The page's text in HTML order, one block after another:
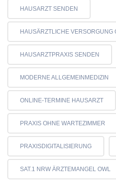
HAUSARZT SENDEN
HAUSÄRZTLICHE VERSORGUNG
HAUSARZTPRAXIS SENDEN
MODERNE ALLGEMEINMEDIZIN
ONLINE-TERMINE HAUSARZT
PRAXIS OHNE WARTEZIMMER
PRAXISDIGITALISIERUNG
SAT.1 NRW ÄRZTEMANGEL OWL